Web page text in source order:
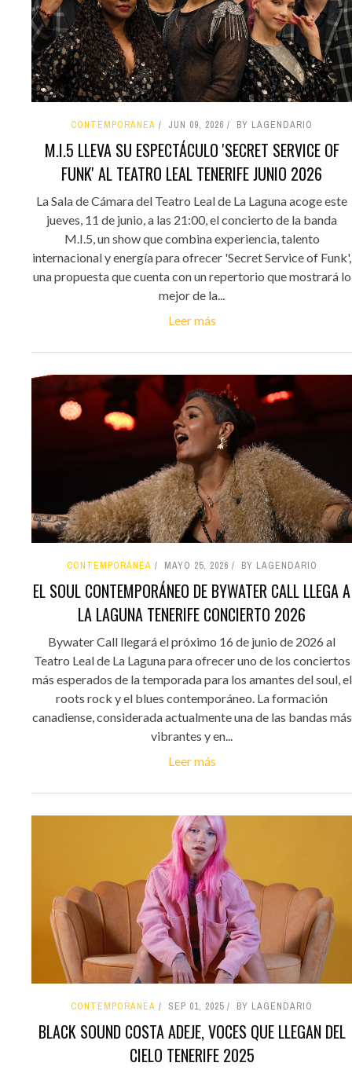
CONTEMPORÁNEA JUN 09, 2026 BY LAGENDARIO
M.I.5 LLEVA SU ESPECTÁCULO 'SECRET SERVICE OF
FUNK' AL TEATRO LEAL TENERIFE JUNIO 2026
La Sala de Cámara del Teatro Leal de La Laguna acoge este
jueves, 11 de junio, a las 21:00, el concierto de la banda
M.I.5, un show que combina experiencia, talento
internacional y energía para ofrecer 'Secret Service of Funk',
una propuesta que cuenta con un repertorio que mostrará lo
mejor de la...
Leer más
CONTEMPORÁNEA MAYO 25, 2026 BY LAGENDARIO
EL SOUL CONTEMPORÁNEO DE BYWATER CALL LLEGA A
LA LAGUNA TENERIFE CONCIERTO 2026
Bywater Call llegará el próximo 16 de junio de 2026 al
Teatro Leal de La Laguna para ofrecer uno de los conciertos
más esperados de la temporada para los amantes del soul, el
roots rock y el blues contemporáneo. La formación
canadiense, considerada actualmente una de las bandas más
vibrantes y en...
Leer más
CONTEMPORÁNEA SEP 01, 2025 BY LAGENDARIO
BLACK SOUND COSTA ADEJE, VOCES QUE LLEGAN DEL
CIELO TENERIFE 2025